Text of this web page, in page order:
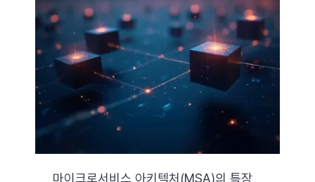
마이크로서비스 아키텍처(MSA)의 특장